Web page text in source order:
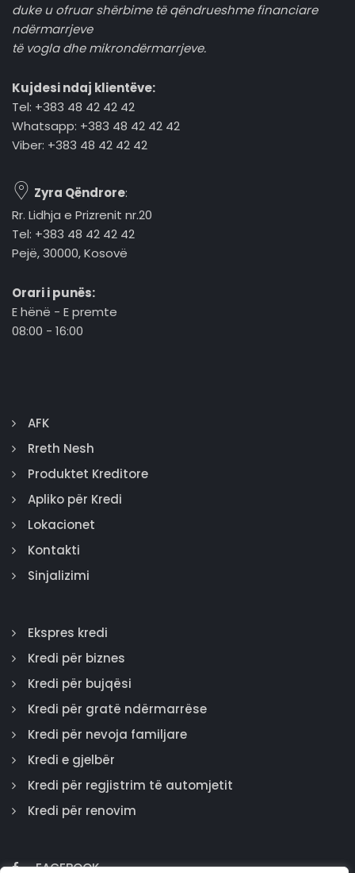
duke u ofruar shërbime të qëndrueshme financiare
ndërmarrjeve
të vogla dhe mikrondërmarrjeve.
Kujdesi ndaj klientëve:
Tel: +383 48 42 42 42
Whatsapp: +383 48 42 42 42
Viber: +383 48 42 42 42
Zyra Qëndrore:
Rr. Lidhja e Prizrenit nr.20
Tel: +383 48 42 42 42
Pejë, 30000, Kosovë
Orari i punës:
E hënë - E premte
08:00 - 16:00
AFK
Rreth Nesh
Produktet Kreditore
Apliko për Kredi
Lokacionet
Kontakti
Sinjalizimi
Ekspres kredi
Kredi për biznes
Kredi për bujqësi
Kredi për gratë ndërmarrëse
Kredi për nevoja familjare
Kredi e gjelbër
Kredi për regjistrim të automjetit
Kredi për renovim
FACEBOOK